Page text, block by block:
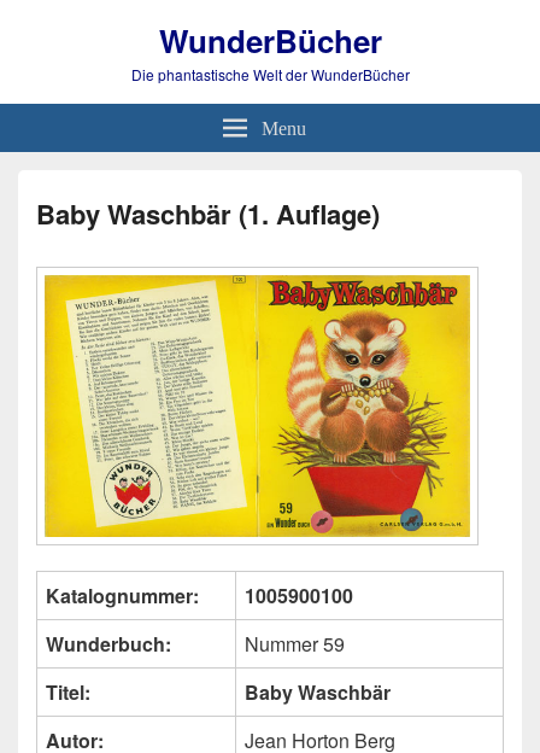
WunderBücher
Die phantastische Welt der WunderBücher
Menu
Baby Waschbär (1. Auflage)
Katalognummer:
1005900100
Wunderbuch:
Nummer 59
Titel:
Baby Waschbär
Autor:
Jean Horton Berg